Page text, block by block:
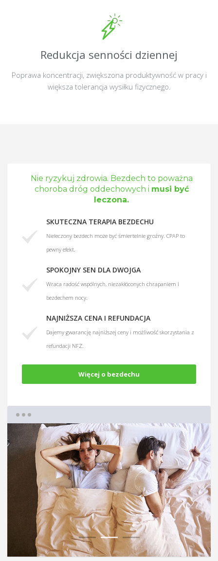
Redukcja senności dziennej
Poprawa koncentracji, zwiększona produktywność w pracy i
większa tolerancja wysiłku fizycznego.
Nie ryzykuj zdrowia. Bezdech to poważna
choroba dróg oddechowych i musi być
leczona.
SKUTECZNA TERAPIA BEZDECHU
Nieleczony bezdech może być śmiertelnie groźny. CPAP to
pewny efekt.
SPOKOJNY SEN DLA DWOJGA
Wraca radość wspólnych, niezakłóconych chrapaniem i
bezdechem nocy.
NAJNIŻSZA CENA I REFUNDACJA
Dajemy gwarancję najniższej ceny i możliwość skorzystania z
refundacji NFZ.
Więcej o bezdechu
1 2